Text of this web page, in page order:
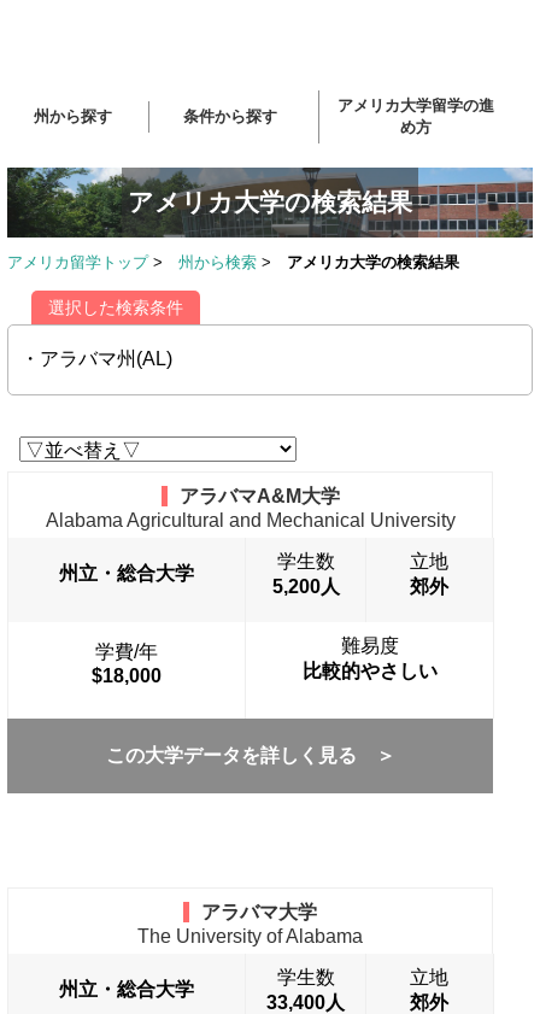
州から探す 条件から探す
アメリカ大学留学の進
め方
アメリカ大学の検索結果
アメリカ留学トップ > 州から検索 > アメリカ大学の検索結果
選択した検索条件
・アラバマ州(AL)
アラバマA&M大学
Alabama Agricultural and Mechanical University
州立・総合大学
学生数
5,200人
立地
郊外
学費/年
$18,000
難易度
比較的やさしい
この大学データを詳しく見る ＞
アラバマ大学
The University of Alabama
州立・総合大学
学生数
33,400人
立地
郊外